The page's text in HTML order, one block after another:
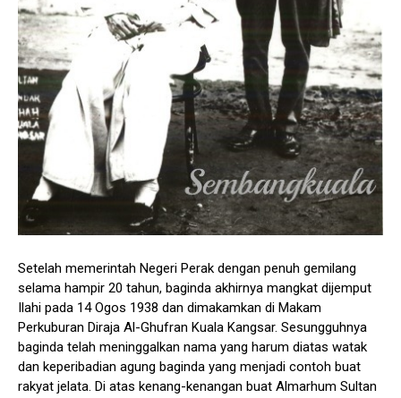
Setelah memerintah Negeri Perak dengan penuh gemilang
selama hampir 20 tahun, baginda akhirnya mangkat dijemput
Ilahi pada 14 Ogos 1938 dan dimakamkan di Makam
Perkuburan Diraja Al-Ghufran Kuala Kangsar. Sesungguhnya
baginda telah meninggalkan nama yang harum diatas watak
dan keperibadian agung baginda yang menjadi contoh buat
rakyat jelata. Di atas kenang-kenangan buat Almarhum Sultan